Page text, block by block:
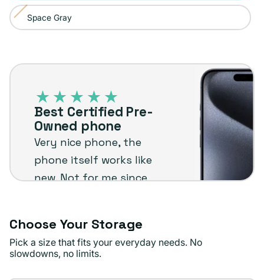
no
disponible
agotada
o
Space Gray
Variante
disponible
Best
OwnedBest Certified Pre-
Owned phone
Very nice phone, the
phone itself works like
new. Not for me since
up to the plug
standards !
Choose Your Storage
Pick a size that fits your everyday needs. No
slowdowns, no limits.